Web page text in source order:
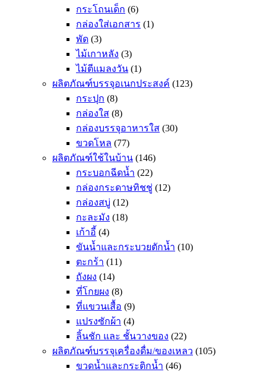
กระโถนเด็ก (6)
กล่องใส่เอกสาร (1)
พัด (3)
ไม้เกาหลัง (3)
ไม้ตีแมลงวัน (1)
ผลิตภัณฑ์บรรจุอเนกประสงค์ (123)
กระปุก (8)
กล่องใส (8)
กล่องบรรจุอาหารใส (30)
ขวดโหล (77)
ผลิตภัณฑ์ใช้ในบ้าน (146)
กระบอกฉีดน้ำ (22)
กล่องกระดาษทิชชู่ (12)
กล่องสบู่ (12)
กะละมัง (18)
เก้าอี้ (4)
ขันน้ำและกระบวยตักน้ำ (10)
ตะกร้า (11)
ถังผง (14)
ที่โกยผง (8)
ที่แขวนเสื้อ (9)
แปรงซักผ้า (4)
ลิ้นชัก และ ชั้นวางของ (22)
ผลิตภัณฑ์บรรจุเครื่องดื่ม/ของเหลว (105)
ขวดน้ำและกระติกน้ำ (46)